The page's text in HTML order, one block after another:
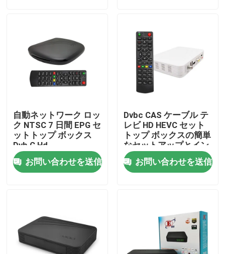
企業情報
会社案内
品質管理
お問い合わせ
テレビの上箱
DVBCはセット トップ ボックスを
自動ネットワーク ロッ
ク NTSC 7 日間 EPG セ
ットトップ ボックス
Dvb C Hd
お問い合わせを送信
Dvbc CAS ケーブル テ
レビ HD HEVC セット
トップ ボックスの簡単
なセットアップとイン
ストール
お問い合わせを送信